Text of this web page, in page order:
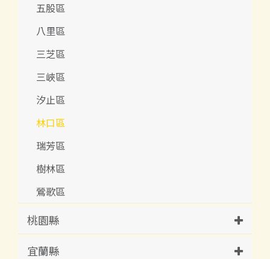
五股區
八里區
三芝區
三峽區
汐止區
林口區
瑞芳區
樹林區
鶯歌區
桃園縣
宜蘭縣